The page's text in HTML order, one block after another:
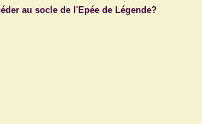
au socle de l'Epée de Légende?